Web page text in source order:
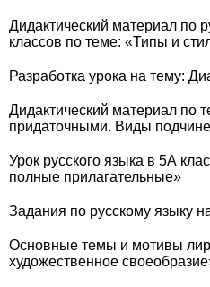
Дидактический материал по
классов по теме: «Типы и
Разработка урока на тему:
Дидактический материал по
придаточными. Виды
Урок русского языка в 5А
полные прилагательные»
Задания по русскому языку
Основные темы и мотивы
художественное